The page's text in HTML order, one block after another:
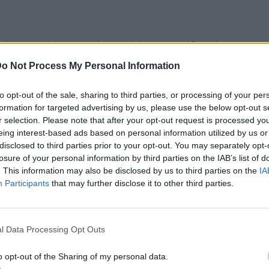
Not Process My Personal Information
opt-out of the sale, sharing to third parties, or processing of your
for targeted advertising by us, please use the below opt-out
selection. Please note that after your opt-out request is processed
interest-based ads based on personal information utilized by us
to third parties prior to your opt-out. You may separately
of your personal information by third parties on the IAB’s list of
This information may also be disclosed by us to third parties on the
Participants that may further disclose it to other third parties.
Data Processing Opt Outs
opt-out of the Sharing of my personal data.
τεράστια προσπάθεια από όλους στη Ρόδο, από τους
από τους ξενοδόχους, από τους επαγγελματίες για την
μια απαράδεκτη εικόνα στις παραλίες.
κυριαρχεί στην τοπική κοινή γνώμη με τα τερτίπια της
στις παραλίες του νησιού. Οι πολυσύχναστες παραλίες του
ξαπλώστρες .
τη μεγαλύτερη εταιρεία διαχείρισης και αξιοποίησης της
Ελληνικής Εταιρείας Συμμετοχών και Περιουσίας (ΕΕΣΥΠ-